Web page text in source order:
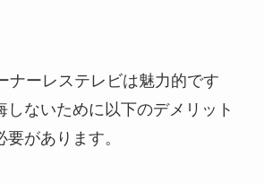
ナーレステレビは魅力的です
しないために以下のデメリット
があります。